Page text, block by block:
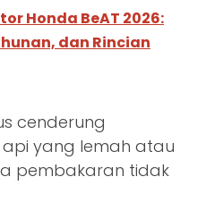
Honda BeAT 2026:
dan Rincian
cenderung
yang lemah atau
pembakaran tidak